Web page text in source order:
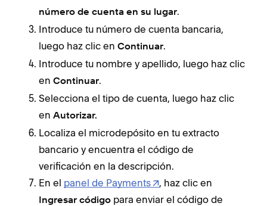
número de cuenta en su lugar.
Introduce tu número de cuenta bancaria,
luego haz clic en Continuar.
Introduce tu nombre y apellido, luego haz clic
en Continuar.
Selecciona el tipo de cuenta, luego haz clic
en Autorizar.
Localiza el microdepósito en tu extracto
bancario y encuentra el código de
verificación en la descripción.
En el panel de Payments , haz clic en
Ingresar código para enviar el código de